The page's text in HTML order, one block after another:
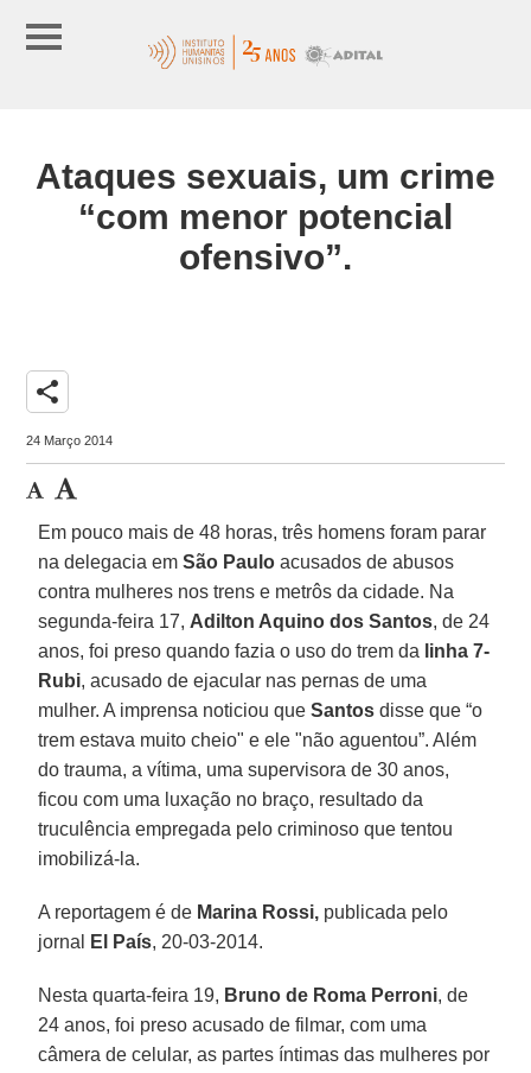
Ataques sexuais, um crime
“com menor potencial
ofensivo”.
share
24 Março 2014
Em pouco mais de 48 horas, três homens foram parar
na delegacia emSão Paulo acusados de abusos
contra mulheres nos trens e metrôs da cidade. Na
segunda-feira 17, Adilton Aquino dos Santos, de 24
anos, foi preso quando fazia o uso do trem da linha 7-
Rubi, acusado de ejacular nas pernas de uma
mulher. A imprensa noticiou queSantos disse que “o
trem estava muito cheio" e ele "não aguentou”. Além
do trauma, a vítima, uma supervisora de 30 anos,
ficou com uma luxação no braço, resultado da
truculência empregada pelo criminoso que tentou
imobilizá-la.
A reportagem é de Marina Rossi, publicada pelo
jornal
El País, 20-03-2014.
Nesta quarta-feira 19, Bruno de Roma Perroni, de
24 anos, foi preso acusado de filmar, com uma
câmera de celular, as partes íntimas das mulheres por